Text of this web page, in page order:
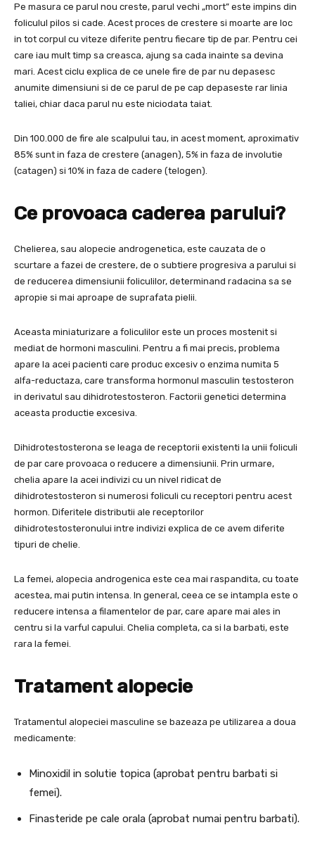
Pe masura ce parul nou creste, parul vechi „mort” este impins din
foliculul pilos si cade. Acest proces de crestere si moarte are loc
in tot corpul cu viteze diferite pentru fiecare tip de par. Pentru cei
care iau mult timp sa creasca, ajung sa cada inainte sa devina
mari. Acest ciclu explica de ce unele fire de par nu depasesc
anumite dimensiuni si de ce parul de pe cap depaseste rar linia
taliei, chiar daca parul nu este niciodata taiat.
Din 100.000 de fire ale scalpului tau, in acest moment, aproximativ
85% sunt in faza de crestere (anagen), 5% in faza de involutie
(catagen) si 10% in faza de cadere (telogen).
Ce provoaca caderea parului?
Chelierea, sau alopecie androgenetica, este cauzata de o
scurtare a fazei de crestere, de o subtiere progresiva a parului si
de reducerea dimensiunii foliculilor, determinand radacina sa se
apropie si mai aproape de suprafata pielii.
Aceasta miniaturizare a foliculilor este un proces mostenit si
mediat de hormoni masculini. Pentru a fi mai precis, problema
apare la acei pacienti care produc excesiv o enzima numita 5
alfa-reductaza, care transforma hormonul masculin testosteron
in derivatul sau dihidrotestosteron. Factorii genetici determina
aceasta productie excesiva.
Dihidrotestosterona se leaga de receptorii existenti la unii foliculi
de par care provoaca o reducere a dimensiunii. Prin urmare,
chelia apare la acei indivizi cu un nivel ridicat de
dihidrotestosteron si numerosi foliculi cu receptori pentru acest
hormon. Diferitele distributii ale receptorilor
dihidrotestosteronului intre indivizi explica de ce avem diferite
tipuri de chelie.
La femei, alopecia androgenica este cea mai raspandita, cu toate
acestea, mai putin intensa. In general, ceea ce se intampla este o
reducere intensa a filamentelor de par, care apare mai ales in
centru si la varful capului. Chelia completa, ca si la barbati, este
rara la femei.
Tratament alopecie
Tratamentul alopeciei masculine se bazeaza pe utilizarea a doua
medicamente:
Minoxidil in solutie topica (aprobat pentru barbati si
femei).
Finasteride pe cale orala (aprobat numai pentru barbati).